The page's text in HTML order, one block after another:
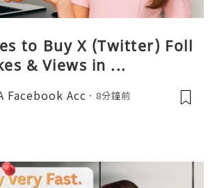
to Buy X (Twitter) Foll
& Views in ...
Facebook Acc 8分鐘前